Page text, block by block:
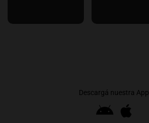
Descargá nuestra App